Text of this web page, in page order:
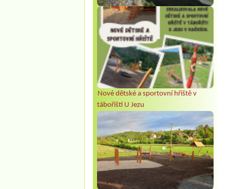
Nové dětské a sportovní hřiště v
tábořišti U Jezu